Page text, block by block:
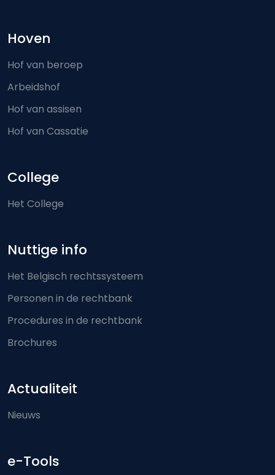
Hoven
Hof van beroep
Arbeidshof
Hof van assisen
Hof van Cassatie
College
Het College
Nuttige info
Het Belgisch rechtssysteem
Personen in de rechtbank
Procedures in de rechtbank
Brochures
Actualiteit
Nieuws
e-Tools